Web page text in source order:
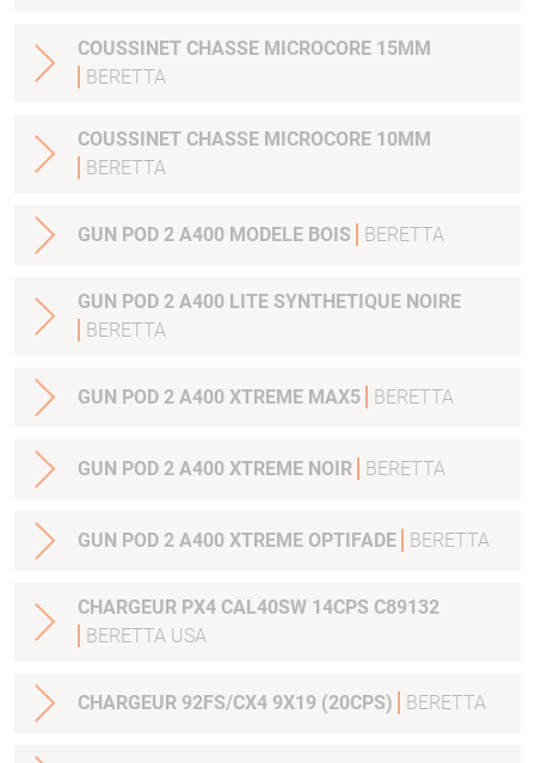
COUSSINET CHASSE MICROCORE 15MM
BERETTA
COUSSINET CHASSE MICROCORE 10MM
BERETTA
GUN POD 2 A400 MODELE BOIS BERETTA
GUN POD 2 A400 LITE SYNTHETIQUE NOIRE
BERETTA
GUN POD 2 A400 XTREME MAX5 BERETTA
GUN POD 2 A400 XTREME NOIR BERETTA
GUN POD 2 A400 XTREME OPTIFADE BERETTA
CHARGEUR PX4 CAL40SW 14CPS C89132
BERETTA USA
CHARGEUR 92FS/CX4 9X19 (20CPS) BERETTA